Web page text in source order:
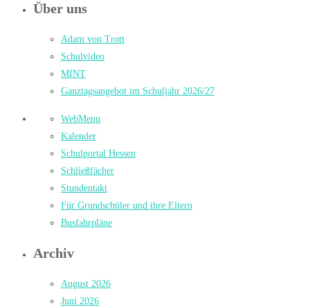
Über uns
Adam von Trott
Schulvideo
MINT
Ganztagsangebot im Schuljahr 2026/27
WebMenu
Kalender
Schulportal Hessen
Schließfächer
Stundentakt
Für Grundschüler und ihre Eltern
Busfahrpläne
Archiv
August 2026
Juni 2026